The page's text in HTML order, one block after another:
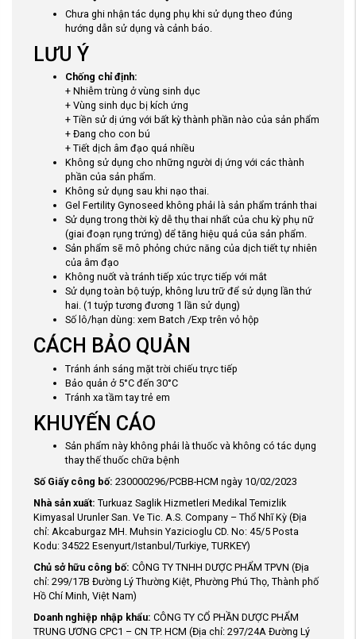
Chưa ghi nhận tác dụng phụ khi sử dụng theo đúng
hướng dẫn sử dụng và cảnh báo.
LƯU Ý
Chống chỉ định:
+ Nhiễm trùng ở vùng sinh dục
+ Vùng sinh dục bị kích ứng
+ Tiền sử dị ứng với bất kỳ thành phần nào của sản phẩm
+ Đang cho con bú
+ Tiết dịch âm đạo quá nhiều
Không sử dụng cho những người dị ứng với các thành
phần của sản phẩm.
Không sử dụng sau khi nạo thai.
Gel Fertility Gynoseed không phải là sản phẩm tránh thai
Sử dụng trong thời kỳ dễ thụ thai nhất của chu kỳ phụ nữ
(giai đoạn rụng trứng) dể tăng hiệu quả của sản phẩm.
Sản phẩm sẽ mô phỏng chức năng của dịch tiết tự nhiên
của âm đạo
Không nuốt và tránh tiếp xúc trực tiếp với mắt
Sử dụng toàn bộ tuýp, không lưu trữ để sử dụng lần thứ
hai. (1 tuýp tương đương 1 lần sử dụng)
Số lô/hạn dùng: xem Batch /Exp trên vỏ hộp
CÁCH BẢO QUẢN
Tránh ánh sáng mặt trời chiếu trực tiếp
Bảo quản ở 5°C đến 30°C
Tránh xa tầm tay trẻ em
KHUYẾN CÁO
Sản phẩm này không phải là thuốc và không có tác dụng
thay thế thuốc chữa bệnh
Số Giấy công bố: 230000296/PCBB-HCM ngày 10/02/2023
Nhà sản xuất: Turkuaz Saglik Hizmetleri Medikal Temizlik
Kimyasal Urunler San. Ve Tic. A.S. Company – Thổ Nhĩ Kỳ (Địa
chỉ: Akcaburgaz MH. Muhsin Yazicioglu CD. No: 45/5 Posta
Kodu: 34522 Esenyurt/Istanbul/Turkiye, TURKEY)
Chủ sở hữu công bố: CÔNG TY TNHH DƯỢC PHẨM TPVN (Địa
chỉ: 299/17B Đường Lý Thường Kiệt, Phường Phú Thọ, Thành phố
Hồ Chí Minh, Việt Nam)
Doanh nghiệp nhập khẩu: CÔNG TY CỔ PHẦN DƯỢC PHẨM
TRUNG ƯƠNG CPC1 – CN TP. HCM (Địa chỉ: 297/24A Đường Lý